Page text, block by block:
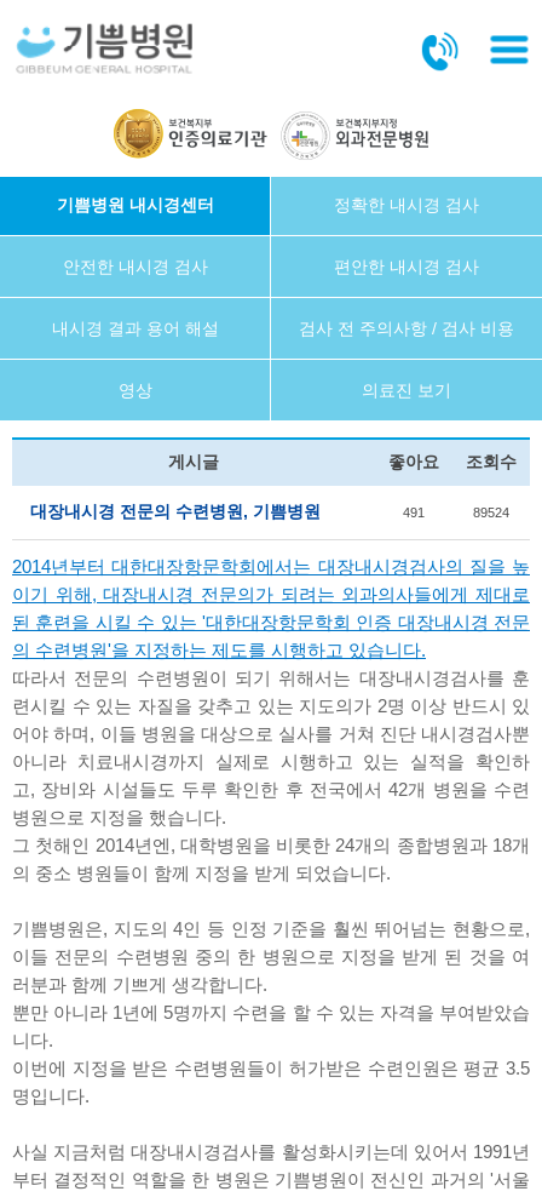
기쁨병원 내시경센터 정확한 내시경 검사
안전한 내시경 검사 편안한 내시경 검사
내시경 결과 용어 해설 검사 전 주의사항 / 검사 비용
영상 의료진 보기
게시글 좋아요 조회수
대장내시경 전문의 수련병원, 기쁨병원 491 89524
2014년부터 대한대장항문학회에서는 대장내시경검사의 질을 높
이기 위해, 대장내시경 전문의가 되려는 외과의사들에게 제대로
된 훈련을 시킬 수 있는 '대한대장항문학회 인증 대장내시경 전문
의 수련병원'을 지정하는 제도를 시행하고 있습니다.
따라서 전문의 수련병원이 되기 위해서는 대장내시경검사를 훈
련시킬 수 있는 자질을 갖추고 있는 지도의가 2명 이상 반드시 있
어야 하며, 이들 병원을 대상으로 실사를 거쳐 진단 내시경검사뿐
아니라 치료내시경까지 실제로 시행하고 있는 실적을 확인하
고, 장비와 시설들도 두루 확인한 후 전국에서 42개 병원을 수련
병원으로 지정을 했습니다.
그 첫해인 2014년엔, 대학병원을 비롯한 24개의 종합병원과 18개
의 중소 병원들이 함께 지정을 받게 되었습니다.
기쁨병원은, 지도의 4인 등 인정 기준을 훨씬 뛰어넘는 현황으로,
이들 전문의 수련병원 중의 한 병원으로 지정을 받게 된 것을 여
러분과 함께 기쁘게 생각합니다.
뿐만 아니라 1년에 5명까지 수련을 할 수 있는 자격을 부여받았습
니다.
이번에 지정을 받은 수련병원들이 허가받은 수련인원은 평균 3.5
명입니다.
사실 지금처럼 대장내시경검사를 활성화시키는데 있어서 1991년
부터 결정적인 역할을 한 병원은 기쁨병원이 전신인 과거의 '서울